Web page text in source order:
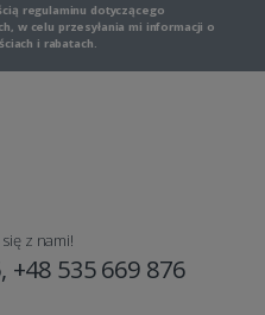
regulaminu dotyczącego
w celu przesyłania mi informacji o
i rabatach.
z nami!
+48 535 669 876